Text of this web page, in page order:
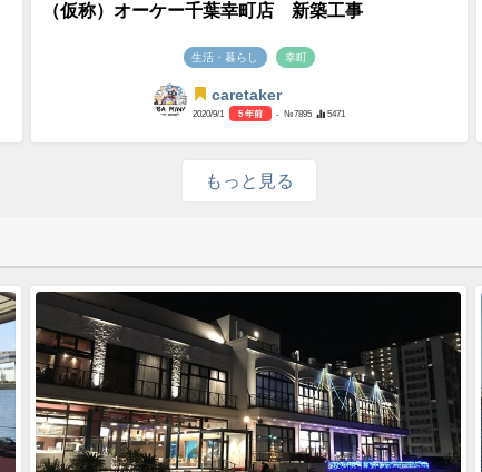
（仮称）オーケー千葉幸町店 新築工事
生活・暮らし 幸町
caretaker
2020/9/1 5 年前 - №7895 5471
もっと見る